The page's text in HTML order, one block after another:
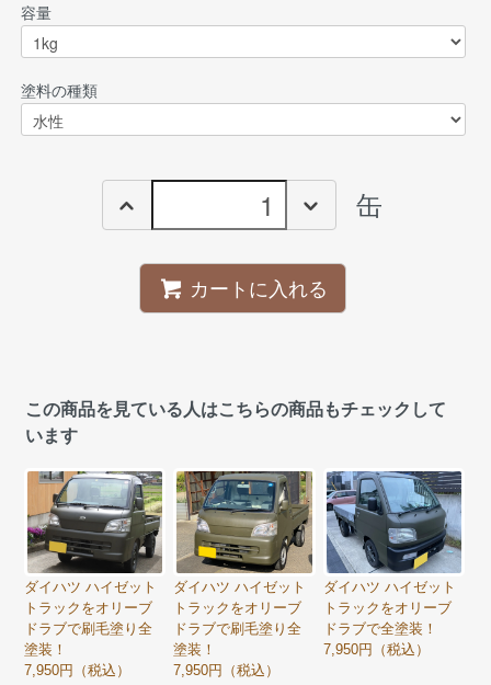
容量
塗料の種類
缶
カートに入れる
この商品を見ている人はこちらの商品もチェックして
います
ダイハツ ハイゼット
トラックをオリーブ
ドラブで刷毛塗り全
塗装！
7,950円（税込）
ダイハツ ハイゼット
トラックをオリーブ
ドラブで刷毛塗り全
塗装！
7,950円（税込）
ダイハツ ハイゼット
トラックをオリーブ
ドラブで全塗装！
7,950円（税込）